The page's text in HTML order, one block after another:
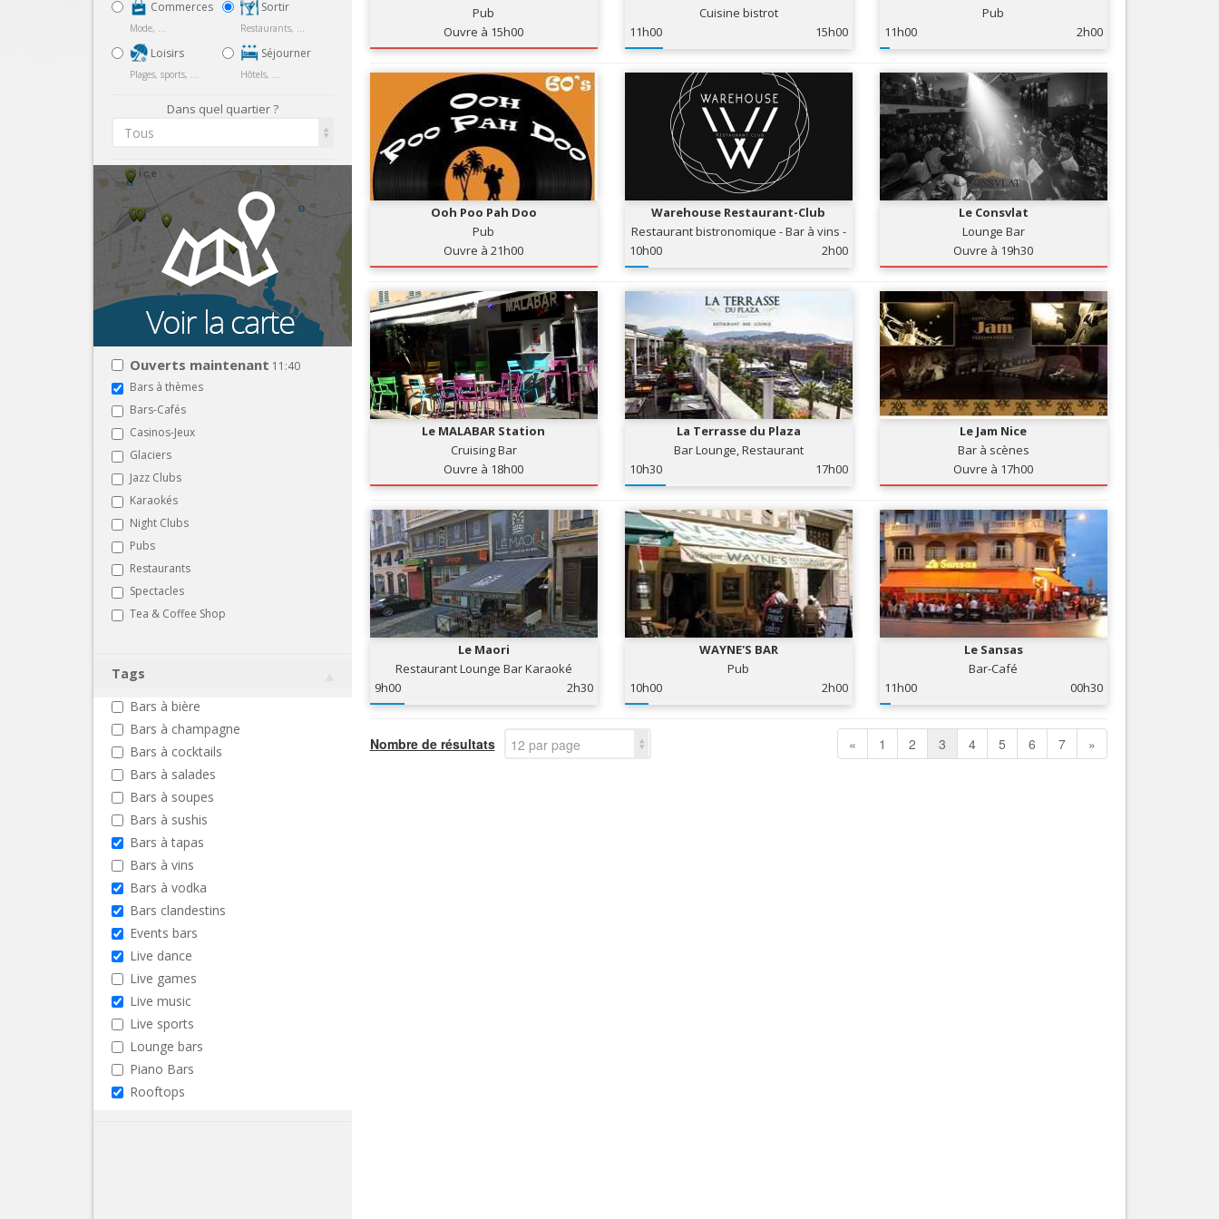
Services
Tourisme, ...
Nice Aéroport
Commerces
Mode, ...
Loisirs
Plages, sports, ...
Sortir
Restaurants, ...
Séjourner
Hôtels, ...
Dans quel quartier ?
Tous
Ouverts maintenant 11:40
Bars à thèmes
Bars-Cafés
Casinos-Jeux
Glaciers
Jazz Clubs
Karaokés
Night Clubs
Pubs
Restaurants
Spectacles
Tea & Coffee Shop
Tags
Bars à bière
Bars à champagne
Bars à cocktails
Bars à salades
Bars à soupes
Bars à sushis
Bars à tapas
Bars à vins
Bars à vodka
Bars clandestins
Events bars
Live dance
Live games
Live music
Live sports
Lounge bars
Piano Bars
Rooftops
Pub
Ouvre à 15h00
Cuisine bistrot
11h00
15h00
Pub
11h00
2h00
Ooh Poo Pah Doo
Pub
Ouvre à 21h00
Warehouse Restaurant-Club
Restaurant bistronomique - Bar à vins -
10h00 2h00
Le Consvlat
Lounge Bar
Ouvre à 19h30
Le MALABAR Station
Cruising Bar
Ouvre à 18h00
La Terrasse du Plaza
Bar Lounge, Restaurant
10h30
17h00
Le Jam Nice
Bar à scènes
Ouvre à 17h00
Le Maori
Restaurant Lounge Bar Karaoké
9h00
2h30
WAYNE'S BAR
Pub
10h00
2h00
Le Sansas
Bar-Café
11h00
00h30
Nombre de résultats 12 par page « 1 2 3 4 5 6 7 »